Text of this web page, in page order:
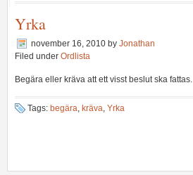
Yrka
november 16, 2010 by Jonathan
Filed under Ordlista
Begära eller kräva att ett visst beslut ska fattas.
Tags: begära, kräva, Yrka